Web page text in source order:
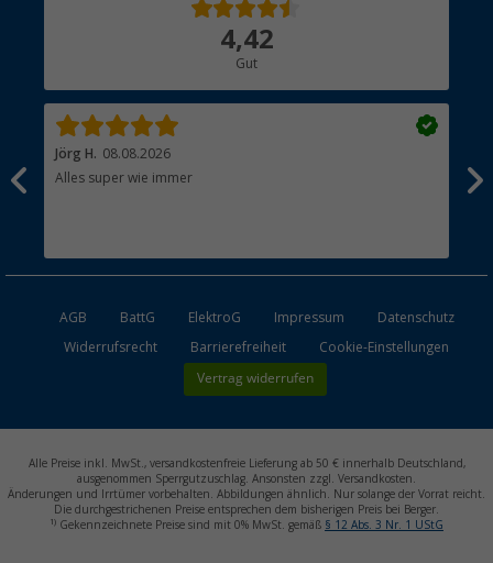
4,42
Gut
Jörg H. 08.08.2026
Alles super wie immer
AGB BattG ElektroG Impressum
Datenschutz
Widerrufsrecht
Barrierefreiheit Cookie-Einstellungen
Vertrag widerrufen
Alle Preise inkl. MwSt., versandkostenfreie Lieferung ab 50 € innerhalb Deutschland,
ausgenommen Sperrgutzuschlag. Ansonsten zzgl. Versandkosten.
Änderungen und Irrtümer vorbehalten. Abbildungen ähnlich. Nur solange der Vorrat reicht.
Die durchgestrichenen Preise entsprechen dem bisherigen Preis bei Berger.
1) Gekennzeichnete Preise sind mit 0% MwSt. gemäß § 12 Abs. 3 Nr. 1 UStG